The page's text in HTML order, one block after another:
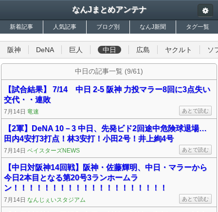
なんJまとめアンテナ
新着記事 人気記事 ブログ別 なんJ新聞 タグ一覧
阪神 DeNA 巨人 中日 広島 ヤクルト ソ
中日の記事一覧 (9/61)
【試合結果】 7/14 中日 2-5 阪神 力投マラー8回に3点失い
交代・・連敗
7月14日 竜速 あとで読む
【2軍】DeNA 10－3 中日、先発ビド2回途中危険球退場…
田内4安打3打点！林3安打！小田2号！井上絢4号
7月14日 ベイスターズNEWS あとで読む
【中日対阪神14回戦】阪神・佐藤輝明、中日・マラーから
今日2本目となる第20号3ランホームラ
ン！！！！！！！！！！！！！！！！！！！！
7月14日 なんじぇいスタジアム あとで読む